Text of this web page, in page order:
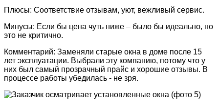
Плюсы: Соответствие отзывам, уют, вежливый сервис.
Минусы: Если бы цена чуть ниже – было бы идеально, но
это не критично.
Комментарий: Заменяли старые окна в доме после 15
лет эксплуатации. Выбрали эту компанию, потому что у
них был самый прозрачный прайс и хорошие отзывы. В
процессе работы убедилась - не зря.